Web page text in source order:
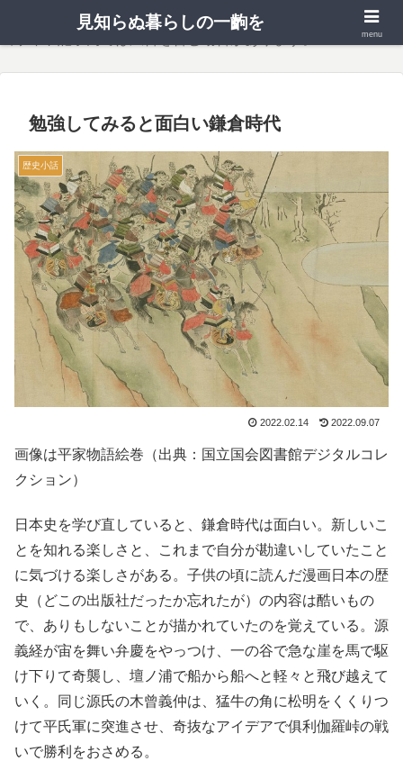
勉強してみると面白い鎌倉時代
歴史小話
2022.02.14 2022.09.07
画像は平家物語絵巻（出典：国立国会図書館デジタルコレ
クション）
日本史を学び直していると、鎌倉時代は面白い。新しいこ
とを知れる楽しさと、これまで自分が勘違いしていたこと
に気づける楽しさがある。子供の頃に読んだ漫画日本の歴
史（どこの出版社だったか忘れたが）の内容は酷いもの
で、ありもしないことが描かれていたのを覚えている。源
義経が宙を舞い弁慶をやっつけ、一の谷で急な崖を馬で駆
け下りて奇襲し、壇ノ浦で船から船へと軽々と飛び越えて
いく。同じ源氏の木曾義仲は、猛牛の角に松明をくくりつ
けて平氏軍に突進させ、奇抜なアイデアで俱利伽羅峠の戦
いで勝利をおさめる。
見知らぬ暮らしの一齣を
menu